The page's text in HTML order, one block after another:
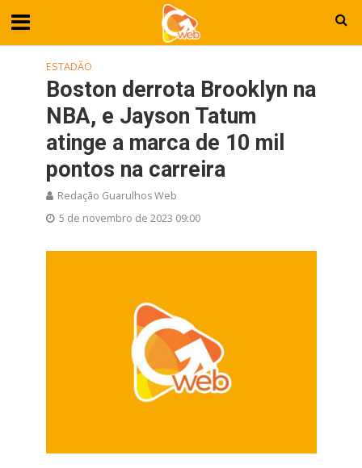
ESTADÃO
Boston derrota Brooklyn na
NBA, e Jayson Tatum
atinge a marca de 10 mil
pontos na carreira
Redação Guarulhos Web
5 de novembro de 2023 09:00